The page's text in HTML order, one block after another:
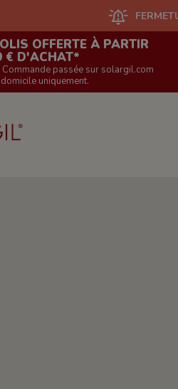
FERMETURE
OFFERTE À PARTIR
€ D'ACHAT*
passée sur solargil.com
uniquement.